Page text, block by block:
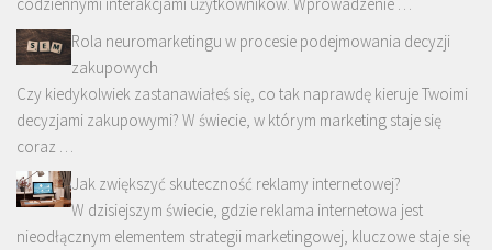
Rola neuromarketingu w procesie podejmowania decyzji
zakupowych
Czy kiedykolwiek zastanawiałeś się, co tak naprawdę kieruje Twoimi
decyzjami zakupowymi? W świecie, w którym marketing staje się
coraz …
Jak zwiększyć skuteczność reklamy internetowej?
W dzisiejszym świecie, gdzie reklama internetowa jest
nieodłącznym elementem strategii marketingowej, kluczowe staje się